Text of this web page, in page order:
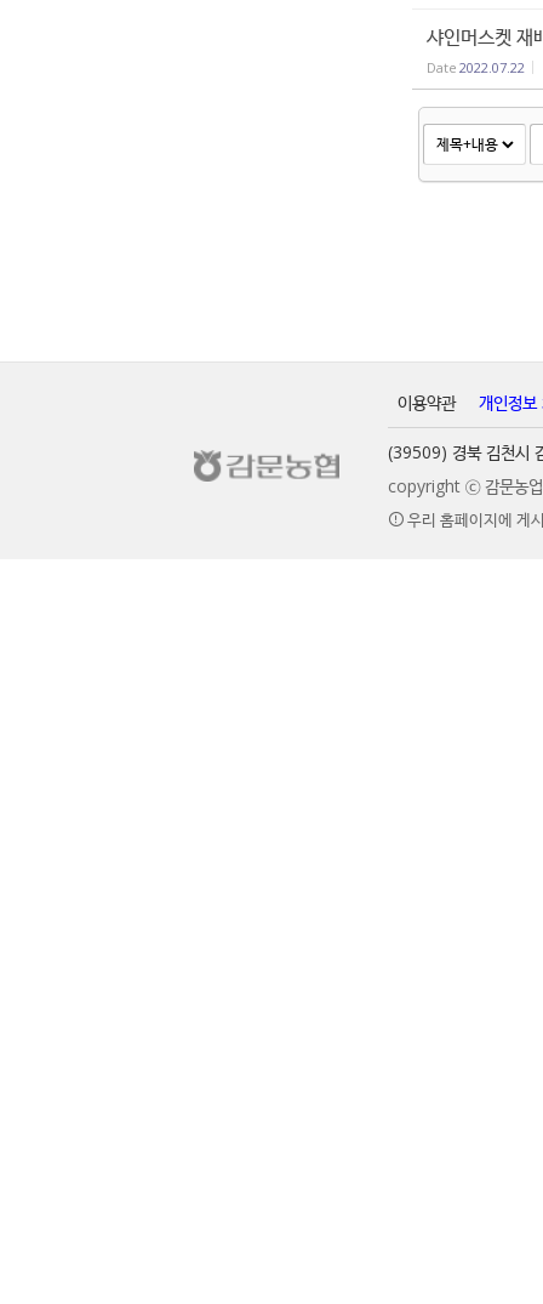
샤인머스켓 재
Date 2022.07.22
이용약관 개인정보
(39509) 경북 김천시
copyright ⓒ 감문농업
우리 홈페이지에 게